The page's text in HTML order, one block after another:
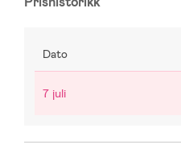
Dato
7 juli